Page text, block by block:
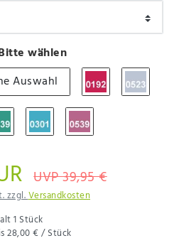
wählen
Auswahl
UVP 39,95 €
zzgl.Versandkosten
1 Stück
28,00 € / Stück